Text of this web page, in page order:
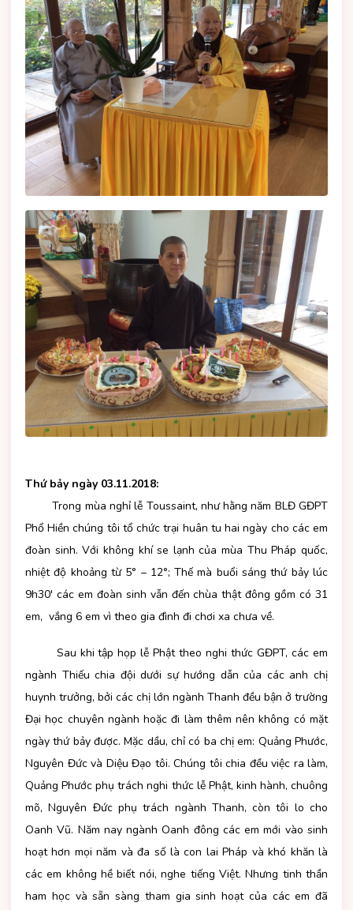
Thứ bảy ngày 03.11.2018:
Trong mùa nghỉ lễ Toussaint, như hằng năm BLĐ GĐPT
Phổ Hiền chúng tôi tổ chức trại huân tu hai ngày cho các em
đoàn sinh. Với không khí se lạnh của mùa Thu Pháp quốc,
nhiệt độ khoảng từ 5° – 12°; Thế mà buổi sáng thứ bảy lúc
9h30' các em đoàn sinh vẫn đến chùa thật đông gồm có 31
em, vắng 6 em vì theo gia đình đi chơi xa chưa về.
Sau khi tập họp lễ Phật theo nghi thức GĐPT, các em
ngành Thiếu chia đội dưới sự hướng dẫn của các anh chị
huynh trưởng, bởi các chị lớn ngành Thanh đều bận ở trường
Đại học chuyên ngành hoặc đi làm thêm nên không có mặt
ngày thứ bảy được. Mặc dầu, chỉ có ba chị em: Quảng Phước,
Nguyên Đức và Diệu Đạo tôi. Chúng tôi chia đều việc ra làm,
Quảng Phước phụ trách nghi thức lễ Phật, kinh hành, chuông
mõ, Nguyên Đức phụ trách ngành Thanh, còn tôi lo cho
Oanh Vũ. Năm nay ngành Oanh đông các em mới vào sinh
hoạt hơn mọi năm và đa số là con lai Pháp và khó khăn là
các em không hề biết nói, nghe tiếng Việt. Nhưng tinh thần
ham học và sẵn sàng tham gia sinh hoạt của các em đã